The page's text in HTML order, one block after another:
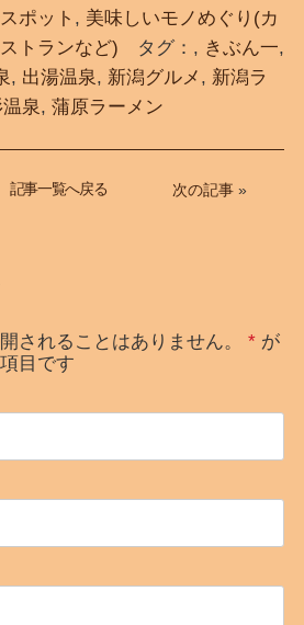
ポット , 美味しいモノめぐり(カ
トランなど) タグ：, きぶん一,
, 出湯温泉, 新潟グルメ , 新潟ラ
泉, 蒲原ラーメン
次の記事 »
記事一覧へ戻る
されることはありません。 *が
目です